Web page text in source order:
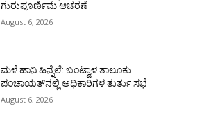
ಗುರುಪೂರ್ಣಿಮೆ ಆಚರಣೆ
August 6, 2026
ಮಳೆ ಹಾನಿ ಹಿನ್ನೆಲೆ: ಬಂಟ್ವಾಳ ತಾಲೂಕು
ಪಂಚಾಯತ್‌ನಲ್ಲಿ ಅಧಿಕಾರಿಗಳ ತುರ್ತು ಸಭೆ
August 6, 2026